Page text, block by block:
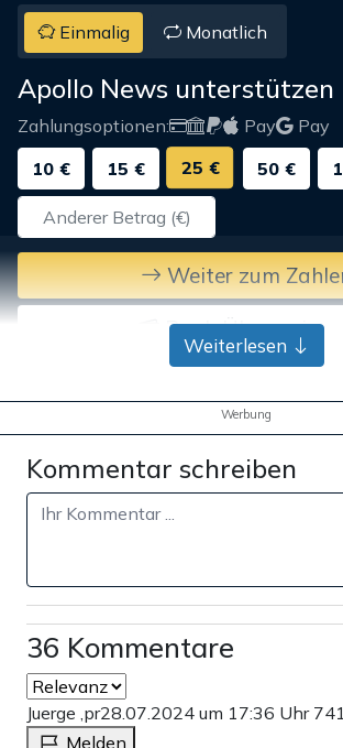
Einmalig Monatlich
Apollo News unterstützen
Zahlungsoptionen: Pay
Pay
10 €
15 € 25 € 50 €
Weiter zum
Bank-Überweisung
Weiterlesen
Werbung
Kommentar schreiben
36 Kommentare
Juerge ,pr28.07.2024 um 17:36 Uhr
Melden